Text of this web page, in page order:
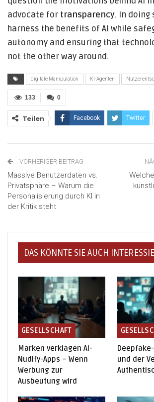
advocate for transparency. In doing
harness the benefits of AI while
autonomy and ensuring that
not the other way around.
digitale Manipulation KI-Agenten
0
133
Teilen Facebook Twitter
VORHERIGER BEITRAG
Massive Benutzerdaten vs.
Privatsphäre – Warum die
Personalisierung durch KI in
der Kritik steht
DAS KÖNNTE SIE AUCH
GESELLSCHAFT
Marken verklagen AI-
Nudify-Apps – Wenn
Werbung zur
Ausbeutung wird
und der